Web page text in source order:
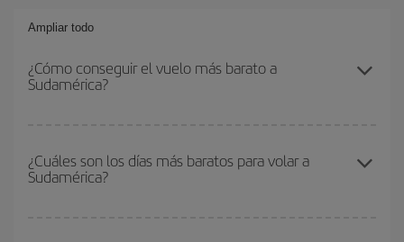
Ampliar todo
¿Cómo conseguir el vuelo más barato a
Sudamérica?
barato si evitas temporadas altas, compras con antelación y
puedes ser flexible con las fechas y horarios de ida y vuelta.
¿Cuáles son los días más baratos para volar a
Sudamérica?